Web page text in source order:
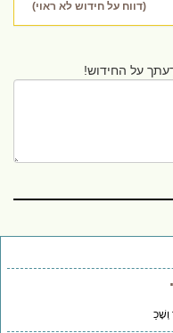
(דווח על חידוש לא ראוי)
על החידוש!